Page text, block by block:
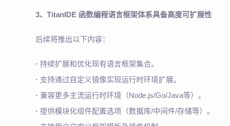
3、TitanIDE 函数编程语言框架体系具备高度可扩展性
后续将推出以下内容：
· 持续扩展和优化现有语言框架集合。
· 支持通过自定义镜像实现运行时环境扩展。
· 兼容更多主流运行时环境（Node.js/Go/Java等）。
· 提供模块化组件配置选项（数据库/中间件/存储等）。